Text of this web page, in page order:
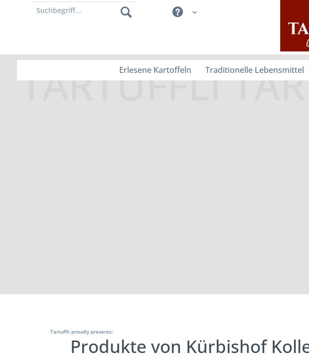
Erlesene Kartoffeln Traditionelle Lebensmittel
Tartuffli proudly presents:
Produkte von Kürbishof